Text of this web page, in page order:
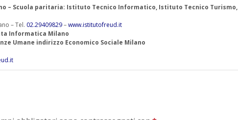
– Scuola paritaria: Istituto Tecnico Informatico, Istituto Tecnico Turismo,
– Tel. 02.29409829–www.istitutofreud.it
Informatica Milano
Umane indirizzo Economico Sociale Milano